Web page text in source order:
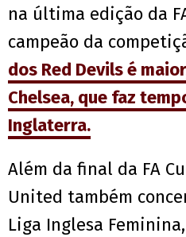
na última edição da
campeão da
dos Red Devils é
Chelsea, que faz
Inglaterra.
Além da final da FA
United também
Liga Inglesa